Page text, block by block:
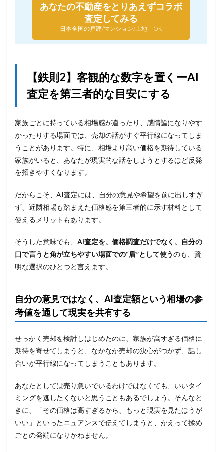
あなたの不動産をとりあえずコラボ
査定してみる
日本全国の戸建/マンション/土地 OK
【鉄則2】客観的な数字を置くーAI
査定を第三者的な目安にする
家族ごとに持っている相場感が違ったり、感情論になりやす
かったりする場面では、売却の話がすぐ平行線になってしま
うことがあります。特に、相場より高い価格を期待している
家族がいると、あなたが現実的な話をしようとするほど反発
を招きやすくなります。
だからこそ、AI査定には、自分の意見や希望を前に出しすぎ
ず、近隣相場も踏まえた価格感を第三者的に示す材料として
使えるメリットもあります。
そうした意味でも、 AI査定を、価格調査だけでなく、自分の
口で言うと角が立ちやすい場面での“盾”として使うのも、賢
明な選択のひとつと言えます。
自分の意見ではなく、AI査定額という相場の参
考値を通して現実を共有する
せっかく売却を検討しはじめたのに、家族が高すぎる価格に
期待を寄せてしまうと、なかなか売却の決心がつかず、話し
合いが平行線になってしまうこともあります。
あなたとしては売り急いでいるわけではなくても、いいタイ
ミングを逃したくないと思うこともあるでしょう。そんなと
きに、「その価格は高すぎるから、もっと現実を見たほうが
いい」といったニュアンスで伝えてしまうと、かえって揉め
ごとの発端になりかねません。